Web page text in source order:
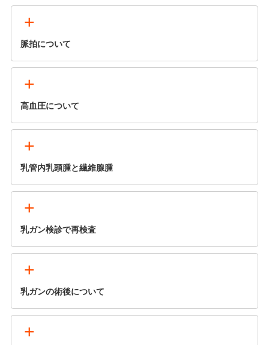
+
脈拍について
+
高血圧について
+
乳管内乳頭腫と繊維腺腫
+
乳ガン検診で再検査
+
乳ガンの術後について
+